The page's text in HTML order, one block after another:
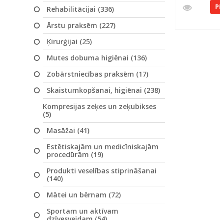
Rehabilitācijai (336)
Ārstu praksēm (227)
Ķirurģijai (25)
Mutes dobuma higiēnai (136)
Zobārstniecības praksēm (17)
Skaistumkopšanai, higiēnai (238)
Kompresijas zeķes un zeķubikses
(5)
Masāžai (41)
Estētiskajām un medicīniskajām
procedūrām (19)
Produkti veselības stiprināšanai
(140)
Mātei un bērnam (72)
Sportam un aktīvam